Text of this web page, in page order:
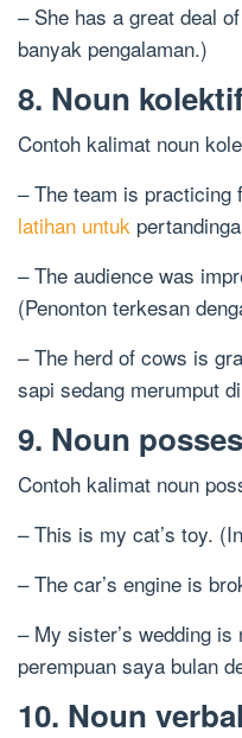
– She has a great deal
banyak pengalaman.)
8. Noun
Contoh kalimat noun
– The team is practicing
latihan untuk
– The audience was
(Penonton terkesan
– The herd of cows is
sapi sedang merumput
9. Noun
Contoh kalimat noun
– This is my cat’s toy.
– The car’s engine is
– My sister’s wedding
perempuan saya bulan
10. Noun verbal